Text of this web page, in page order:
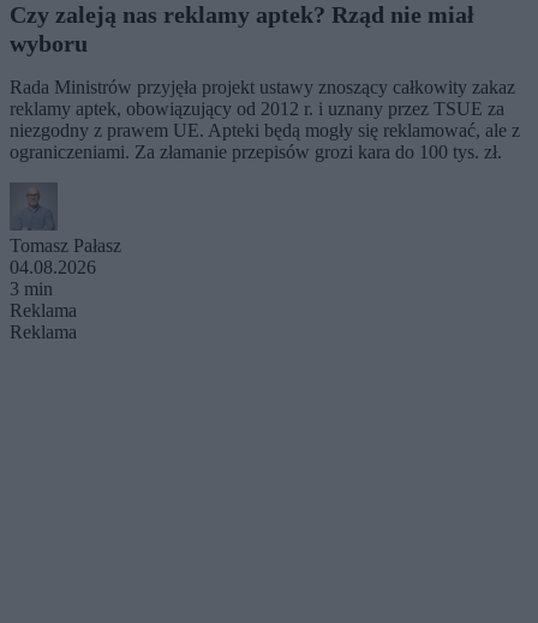
Czy zaleją nas reklamy aptek? Rząd nie miał
wyboru
Rada Ministrów przyjęła projekt ustawy znoszący całkowity zakaz
reklamy aptek, obowiązujący od 2012 r. i uznany przez TSUE za
niezgodny z prawem UE. Apteki będą mogły się reklamować, ale z
ograniczeniami. Za złamanie przepisów grozi kara do 100 tys. zł.
Tomasz Pałasz
04.08.2026
3 min
Reklama
Reklama